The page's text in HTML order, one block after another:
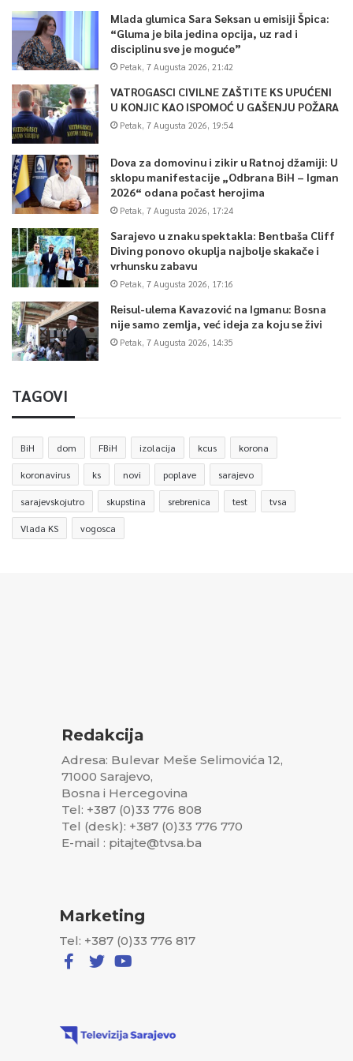
Dodaju kako praćenje uključuje terensko posmatranje
događaja, monitoring medija i online prostora ali i javne
potrošnje u periodu od raspisivanja izbora a sve uočene
nepravilnosti će biti dokumentovane i prijavljene nadležnim
institucijama na postupanje, u nastojanju da se svaki prekršaj
adekvatno adresira i sankcioniše.
Zbog toga TI BiH poziva sve učesnike izbornog procesa,
uključujući političke stranke, kandidate, javne institucije kao i
funkcionere da se pridržavaju pravila i zakonskih odredbi kako bi
se izbori proveli u fer i poštenoj atmosferi sa što manje
zloupotreba i primjera koji umanjuju povjerenje građana u sam
izborni proces, saopćeno je iz TI BiH.
0
Mlada glumica Sara Seksan u emisiji Špica:
“Gluma je bila jedina opcija, uz rad i
disciplinu sve je moguće”
Petak, 7 Augusta 2026, 21:42
VATROGASCI CIVILNE ZAŠTITE KS UPUĆENI
U KONJIC KAO ISPOMOĆ U GAŠENJU POŽARA
Petak, 7 Augusta 2026, 19:54
Dova za domovinu i zikir u Ratnoj džamiji: U
sklopu manifestacije „Odbrana BiH – Igman
2026“ odana počast herojima
Petak, 7 Augusta 2026, 17:24
Sarajevo u znaku spektakla: Bentbaša Cliff
Diving ponovo okuplja najbolje skakače i
vrhunsku zabavu
Petak, 7 Augusta 2026, 17:16
Reisul-ulema Kavazović na Igmanu: Bosna
nije samo zemlja, već ideja za koju se živi
Petak, 7 Augusta 2026, 14:35
TAGOVI
BiH dom FBiH izolacija kcus korona
koronavirus ks novi poplave sarajevo
sarajevskojutro skupstina srebrenica test tvsa
Vlada KS vogosca
Redakcija
Adresa: Bulevar Meše Selimovića 12,
71000 Sarajevo,
Bosna i Hercegovina
Tel: +387 (0)33 776 808
Tel (desk): +387 (0)33 776 770
E-mail : pitajte@tvsa.ba
Marketing
Tel: +387 (0)33 776 817